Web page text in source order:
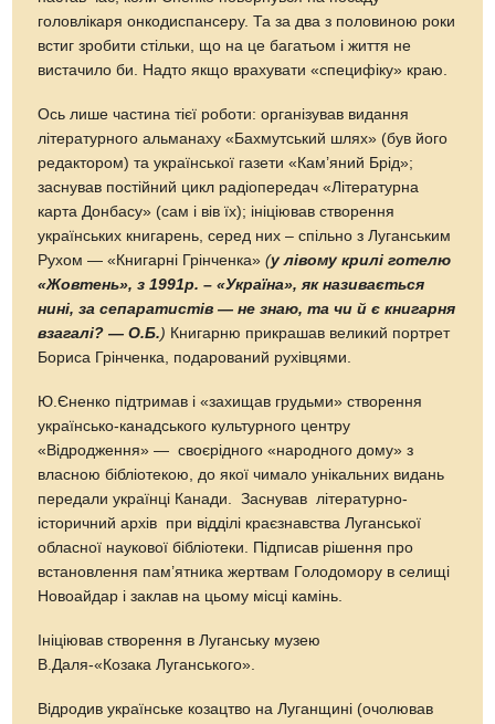
головлікаря онкодиспансеру. Та за два з половиною роки
встиг зробити стільки, що на це багатьом і життя не
вистачило би. Надто якщо врахувати «специфіку» краю.
Ось лише частина тієї роботи: організував видання
літературного альманаху «Бахмутський шлях» (був його
редактором) та української газети «Кам’яний Брід»;
заснував постійний цикл радіопередач «Літературна
карта Донбасу» (сам і вів їх); ініціював створення
українських книгарень, серед них – спільно з Луганським
Рухом — «Книгарні Грінченка»(у лівому крилі готелю
«Жовтень», з 1991р. – «Україна», як називається
нині, за сепаратистів — не знаю, та чи й є книгарня
взагалі? — О.Б.) Книгарню прикрашав великий портрет
Бориса Грінченка, подарований рухівцями.
Ю.Єненко підтримав і «захищав грудьми» створення
українсько-канадського культурного центру
«Відродження» — своєрідного «народного дому» з
власною бібліотекою, до якої чимало унікальних видань
передали українці Канади. Заснував літературно-
історичний архів при відділі краєзнавства Луганської
обласної наукової бібліотеки. Підписав рішення про
встановлення пам’ятника жертвам Голодомору в селищі
Новоайдар і заклав на цьому місці камінь.
Ініціював створення в Луганську музею
В.Даля-«Козака Луганського».
Відродив українське козацтво на Луганщині (очолював